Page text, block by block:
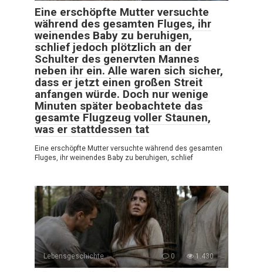
Eine erschöpfte Mutter versuchte
während des gesamten Fluges, ihr
weinendes Baby zu beruhigen,
schlief jedoch plötzlich an der
Schulter des genervten Mannes
neben ihr ein. Alle waren sich sicher,
dass er jetzt einen großen Streit
anfangen würde. Doch nur wenige
Minuten später beobachtete das
gesamte Flugzeug voller Staunen,
was er stattdessen tat
Eine erschöpfte Mutter versuchte während des gesamten
Fluges, ihr weinendes Baby zu beruhigen, schlief
Lebensgeschichte 0 1.430